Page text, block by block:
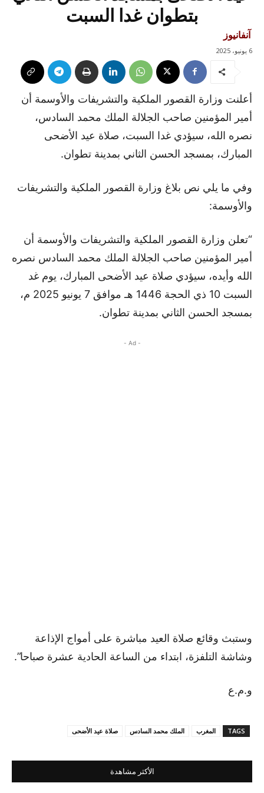
بتطوان غدا السبت
آنفانيوز
6 يونيو، 2025
أعلنت وزارة القصور الملكية والتشريفات والأوسمة أن
أمير المؤمنين صاحب الجلالة الملك محمد السادس،
نصره الله، سيؤدي غدا السبت، صلاة عيد الأضحى
المبارك، بمسجد الحسن الثاني بمدينة تطوان.
وفي ما يلي نص بلاغ وزارة القصور الملكية والتشريفات
والأوسمة:
“تعلن وزارة القصور الملكية والتشريفات والأوسمة أن
أمير المؤمنين صاحب الجلالة الملك محمد السادس نصره
الله وأيده، سيؤدي صلاة عيد الأضحى المبارك، يوم غد
السبت 10 ذي الحجة 1446 هـ موافق 7 يونيو 2025 م،
بمسجد الحسن الثاني بمدينة تطوان.
- Ad -
وستبث وقائع صلاة العيد مباشرة على أمواج الإذاعة
وشاشة التلفزة، ابتداء من الساعة الحادية عشرة صباحا”.
و.م.ع
TAGS المغرب الملك محمد السادس صلاة عيد الأضحى
الأكثر مشاهدة